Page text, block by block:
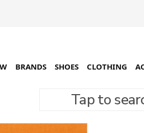
Tap to search
BRANDS SHOES CLOTHING